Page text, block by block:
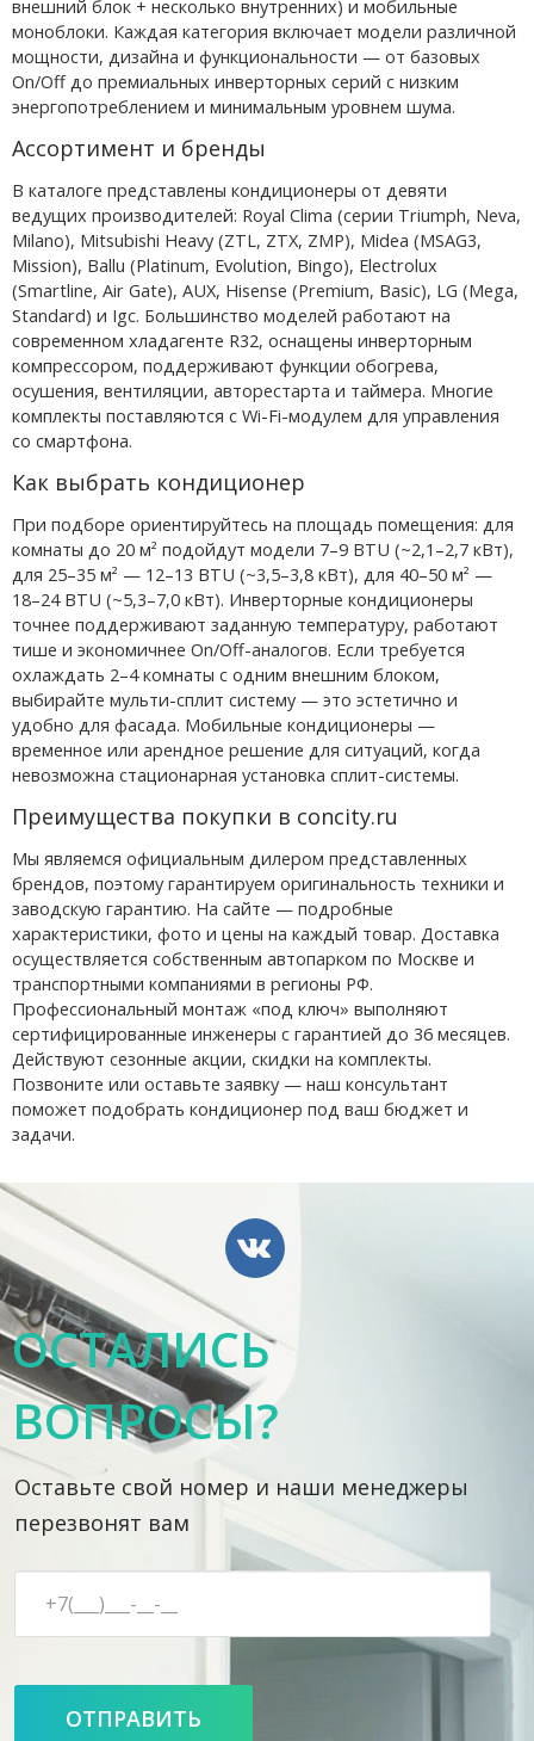
внешний блок + несколько внутренних) и мобильные
моноблоки. Каждая категория включает модели различной
мощности, дизайна и функциональности — от базовых
On/Off до премиальных инверторных серий с низким
энергопотреблением и минимальным уровнем шума.
Ассортимент и бренды
В каталоге представлены кондиционеры от девяти
ведущих производителей: Royal Clima (серии Triumph, Neva,
Milano), Mitsubishi Heavy (ZTL, ZTX, ZMP), Midea (MSAG3,
Mission), Ballu (Platinum, Evolution, Bingo), Electrolux
(Smartline, Air Gate), AUX, Hisense (Premium, Basic), LG (Mega,
Standard) и Igc. Большинство моделей работают на
современном хладагенте R32, оснащены инверторным
компрессором, поддерживают функции обогрева,
осушения, вентиляции, авторестарта и таймера. Многие
комплекты поставляются с Wi-Fi-модулем для управления
со смартфона.
Как выбрать кондиционер
При подборе ориентируйтесь на площадь помещения: для
комнаты до 20 м² подойдут модели 7–9 BTU (~2,1–2,7 кВт),
для 25–35 м² — 12–13 BTU (~3,5–3,8 кВт), для 40–50 м² —
18–24 BTU (~5,3–7,0 кВт). Инверторные кондиционеры
точнее поддерживают заданную температуру, работают
тише и экономичнее On/Off-аналогов. Если требуется
охлаждать 2–4 комнаты с одним внешним блоком,
выбирайте мульти-сплит систему — это эстетично и
удобно для фасада. Мобильные кондиционеры —
временное или арендное решение для ситуаций, когда
невозможна стационарная установка сплит-системы.
Преимущества покупки в concity.ru
Мы являемся официальным дилером представленных
брендов, поэтому гарантируем оригинальность техники и
заводскую гарантию. На сайте — подробные
характеристики, фото и цены на каждый товар. Доставка
осуществляется собственным автопарком по Москве и
транспортными компаниями в регионы РФ.
Профессиональный монтаж «под ключ» выполняют
сертифицированные инженеры с гарантией до 36 месяцев.
Действуют сезонные акции, скидки на комплекты.
Позвоните или оставьте заявку — наш консультант
поможет подобрать кондиционер под ваш бюджет и
задачи.
ОСТАЛИСЬ
ВОПРОСЫ?
Оставьте свой номер и наши менеджеры
перезвонят вам